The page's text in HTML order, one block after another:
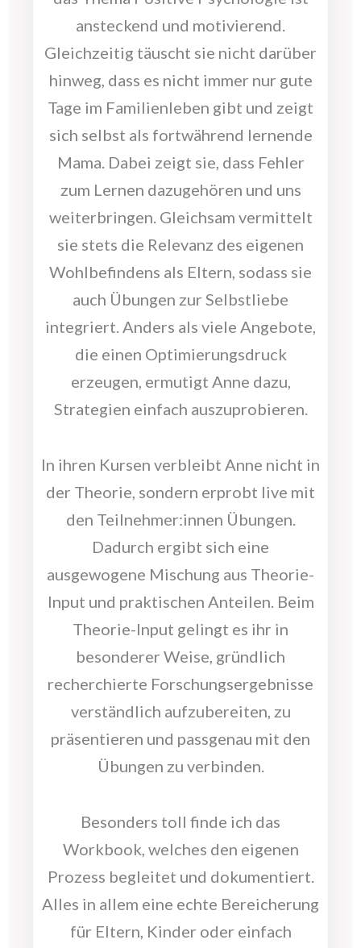
ansteckend und motivierend.
Gleichzeitig täuscht sie nicht darüber
hinweg, dass es nicht immer nur gute
Tage im Familienleben gibt und zeigt
sich selbst als fortwährend lernende
Mama. Dabei zeigt sie, dass Fehler
zum Lernen dazugehören und uns
weiterbringen. Gleichsam vermittelt
sie stets die Relevanz des eigenen
Wohlbefindens als Eltern, sodass sie
auch Übungen zur Selbstliebe
integriert. Anders als viele Angebote,
die einen Optimierungsdruck
erzeugen, ermutigt Anne dazu,
Strategien einfach auszuprobieren.
In ihren Kursen verbleibt Anne nicht in
der Theorie, sondern erprobt live mit
den Teilnehmer:innen Übungen.
Dadurch ergibt sich eine
ausgewogene Mischung aus Theorie-
Input und praktischen Anteilen. Beim
Theorie-Input gelingt es ihr in
besonderer Weise, gründlich
recherchierte Forschungsergebnisse
verständlich aufzubereiten, zu
präsentieren und passgenau mit den
Übungen zu verbinden.
Besonders toll finde ich das
Workbook, welches den eigenen
Prozess begleitet und dokumentiert.
Alles in allem eine echte Bereicherung
für Eltern, Kinder oder einfach